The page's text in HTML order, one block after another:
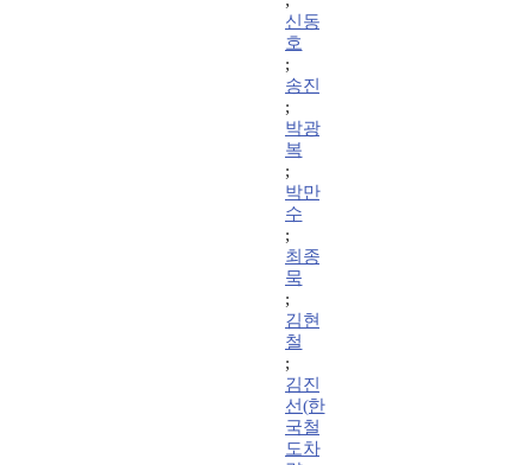
신동
호
;
송진
;
박광
복
;
박만
수
;
최종
묵
;
김현
철
;
김진
선(한
국철
도차